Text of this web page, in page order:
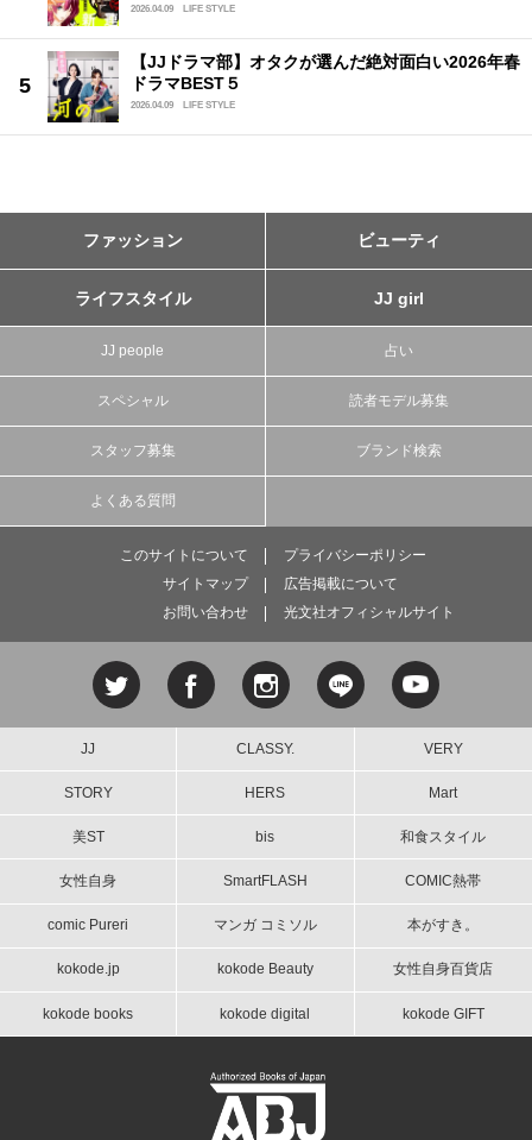
2026.04.09 LIFE STYLE
【JJドラマ部】オタクが選んだ絶対面白い2026年春
ドラマBEST５
2026.04.09 LIFE STYLE
ファッション ビューティ
ライフスタイル JJ girl
JJ people 占い
スペシャル 読者モデル募集
スタッフ募集 ブランド検索
よくある質問
このサイトについて
プライバシーポリシー
サイトマップ
広告掲載について
お問い合わせ
光文社オフィシャルサイト
JJ CLASSY. VERY
STORY HERS Mart
美ST bis 和食スタイル
女性自身 SmartFLASH COMIC熱帯
comic Pureri マンガ コミソル 本がすき。
kokode.jp kokode Beauty 女性自身百貨店
kokode books kokode digital kokode GIFT